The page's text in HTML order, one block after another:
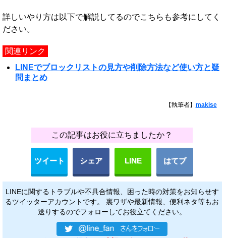
詳しいやり方は以下で解説してるのでこちらも参考にしてく
ださい。
関連リンク
LINEでブロックリストの見方や削除方法など使い方と疑
問まとめ
【執筆者】 makise
この記事はお役に立ちましたか？
ツイート シェア LINE はてブ
LINEに関するトラブルや不具合情報、困った時の対策をお知らせす
るツイッターアカウントです。 裏ワザや最新情報、便利ネタ等もお
送りするのでフォローしてお役立てください。